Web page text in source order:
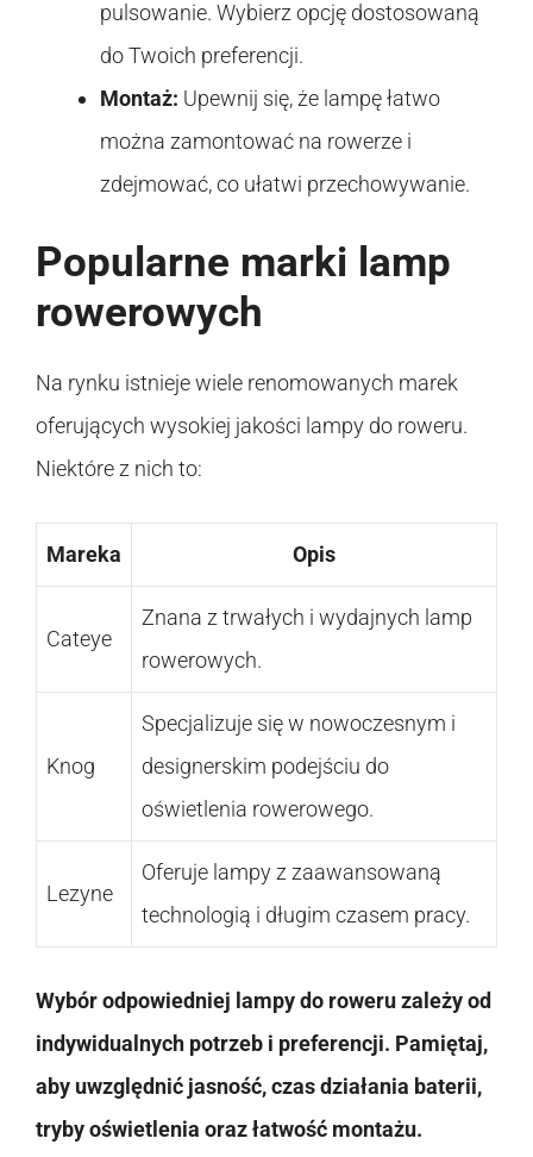
pulsowanie. Wybierz opcję dostosowaną
do Twoich preferencji.
Montaż: Upewnij się, że lampę łatwo
można zamontować na rowerze i
zdejmować, co ułatwi przechowywanie.
Popularne marki lamp
rowerowych
Na rynku istnieje wiele renomowanych marek
oferujących wysokiej jakości lampy do roweru.
Niektóre z nich to:
Mareka Opis
Cateye
Znana z trwałych i wydajnych lamp
rowerowych.
Knog
Specjalizuje się w nowoczesnym i
designerskim podejściu do
oświetlenia rowerowego.
Lezyne
Oferuje lampy z zaawansowaną
technologią i długim czasem pracy.
Wybór odpowiedniej lampy do roweru zależy od
indywidualnych potrzeb i preferencji. Pamiętaj,
aby uwzględnić jasność, czas działania baterii,
tryby oświetlenia oraz łatwość montażu.